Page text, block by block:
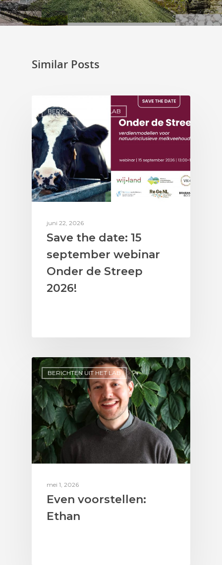
Similar Posts
BERICHTEN UIT HET LAB
juni 22, 2026
Save the date: 15
september webinar
Onder de Streep
2026!
BERICHTEN UIT HET LAB
mei 1, 2026
Even voorstellen:
Ethan